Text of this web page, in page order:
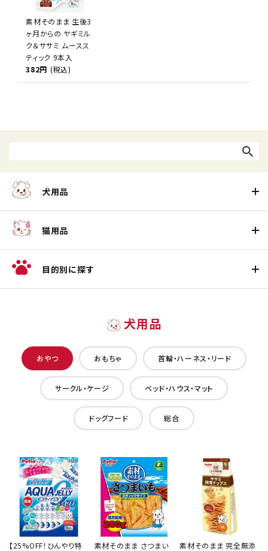
素材そのまま 生後3
ヶ月からの ヤギミル
ク＆ササミ ムースス
ティック 9本入
382円 (税込)
犬用品
猫用品
目的別に探す
犬用品
おやつ おもちゃ 首輪・ハーネス・リード
サークル・ケージ ベッド・ハウス・マット
ドッグフード 総合
【25%OFF！ひんやり特
素材そのまま さつまい
素材そのまま 完全無添